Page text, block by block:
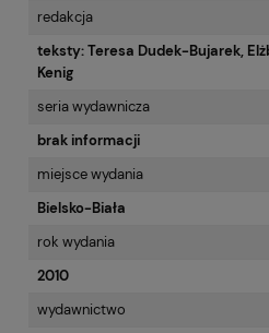
redakcja
teksty: Teresa Dudek-Bujarek,
Kenig
seria wydawnicza
brak informacji
miejsce wydania
Bielsko-Biała
rok wydania
2010
wydawnictwo